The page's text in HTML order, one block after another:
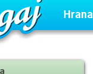
Hrana